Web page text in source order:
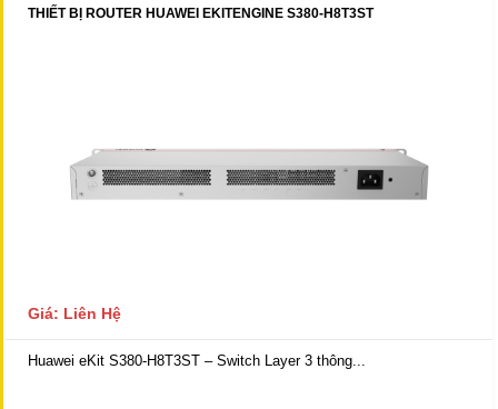
THIẾT BỊ ROUTER HUAWEI EKITENGINE S380-H8T3ST
Giá: Liên Hệ
Huawei eKit S380-H8T3ST – Switch Layer 3 thông...